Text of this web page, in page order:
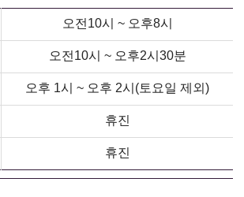
오전10시 ~ 오후8시
오전10시 ~ 오후2시30분
오후 1시 ~ 오후 2시(토요일 제외)
휴진
휴진